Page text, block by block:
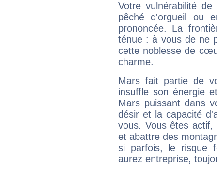
Votre vulnérabilité
pêché d'orgueil ou
prononcée. La
ténue : à vous de ne
cette noblesse de
charme.
Mars fait partie de
insuffle son énergie
Mars puissant dans
désir et la capacité
vous. Vous êtes
et abattre des
si parfois, le risque
aurez entreprise,